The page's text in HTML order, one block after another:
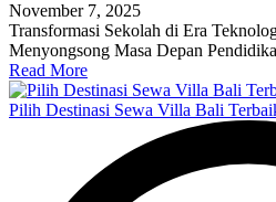
November 7, 2025
Transformasi Sekolah di Era
Menyongsong Masa Depan
Read More
Pilih Destinasi Sewa Villa Bali